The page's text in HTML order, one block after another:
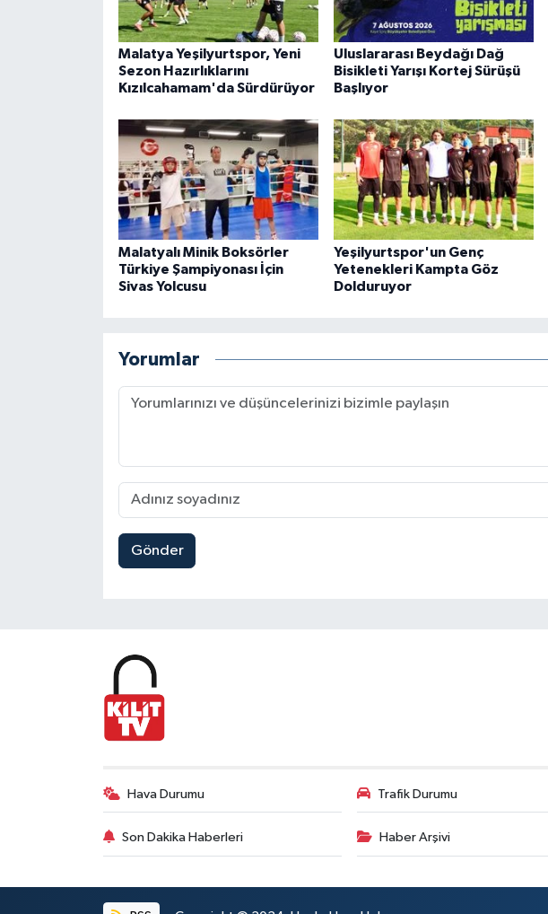
Malatya Yeşilyurtspor, Yeni
Sezon Hazırlıklarını
Kızılcahamam'da Sürdürüyor
Uluslararası Beydağı Dağ
Bisikleti Yarışı Kortej Sürüşü
Başlıyor
Malatyalı Minik Boksörler
Türkiye Şampiyonası İçin
Sivas Yolcusu
Yeşilyurtspor'un Genç
Yetenekleri Kampta Göz
Dolduruyor
Yorumlar
Gönder
Hava Durumu Trafik Durumu
Son Dakika Haberleri Haber Arşivi